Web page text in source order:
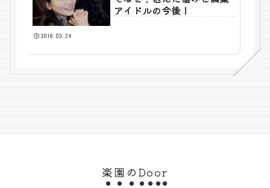
アイドルの今後！
2018.03.24
楽園のDoor